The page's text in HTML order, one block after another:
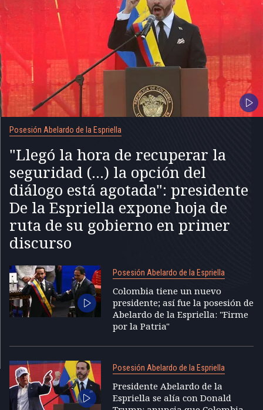
Posesión Abelardo de la Espriella
"Llegó la hora de recuperar la
seguridad (...) la opción del
diálogo está agotada": presidente
De la Espriella expone hoja de
ruta de su gobierno en primer
discurso
Posesión Abelardo de la Espriella
Colombia tiene un nuevo
presidente; así fue la posesión de
Abelardo de la Espriella: "Firme
por la Patria"
Posesión Abelardo de la Espriella
Presidente Abelardo de la
Espriella se alía con Donald